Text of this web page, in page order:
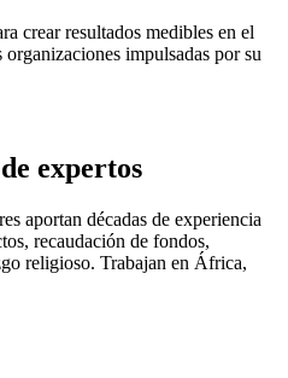
crear resultados medibles en el
impulsadas por su
expertos
aportan décadas de experiencia
recaudación de fondos,
religioso. Trabajan en África,